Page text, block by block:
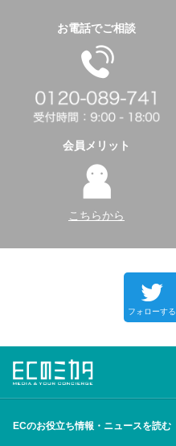
お電話でご相談
会員メリット
こちらから
フォローする
ECのお役立ち情報・ニュースを読む